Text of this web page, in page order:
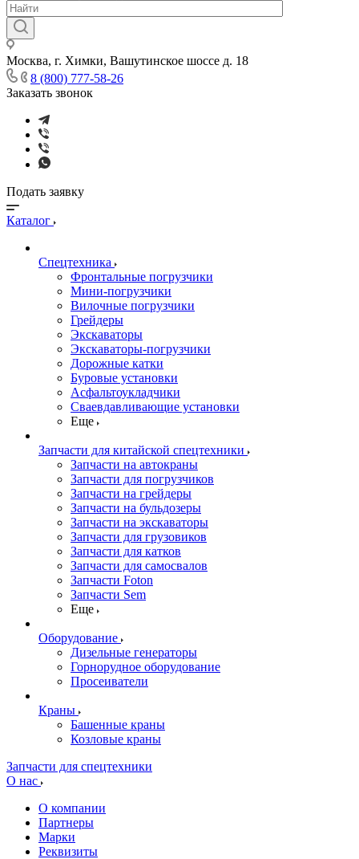
Москва, г. Химки, Вашутинское шоссе д. 18
8 (800) 777-58-26
Заказать звонок
Подать заявку
Каталог
Спецтехника
Фронтальные погрузчики
Мини-погрузчики
Вилочные погрузчики
Грейдеры
Экскаваторы
Экскаваторы-погрузчики
Дорожные катки
Буровые установки
Асфальтоукладчики
Сваевдавливающие установки
Еще
Запчасти для китайской спецтехники
Запчасти на автокраны
Запчасти для погрузчиков
Запчасти на грейдеры
Запчасти на бульдозеры
Запчасти на экскаваторы
Запчасти для грузовиков
Запчасти для катков
Запчасти для самосвалов
Запчасти Foton
Запчасти Sem
Еще
Оборудование
Дизельные генераторы
Горнорудное оборудование
Просеиватели
Краны
Башенные краны
Козловые краны
Запчасти для спецтехники
О нас
О компании
Партнеры
Марки
Реквизиты